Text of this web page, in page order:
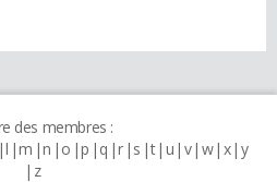
des membres :
l m n o p q r s t u v w x y
z